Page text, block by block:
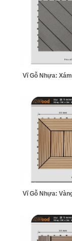
Vĩ Gỗ Nhựa:
Vĩ Gỗ Nhựa: